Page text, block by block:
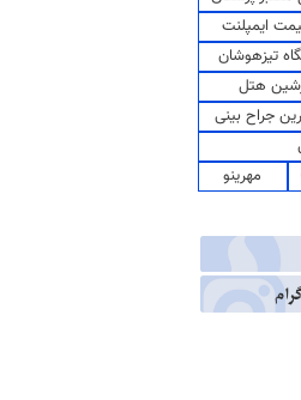
ایمپلنت
تیزهوشان
هتل
جراح بینی
مهرینو